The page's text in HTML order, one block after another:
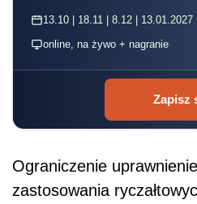
13.10 | 18.11 | 8.12 | 13.01.2027
online, na żywo + nagranie
Zapisz
Ograniczenie
zastosowania